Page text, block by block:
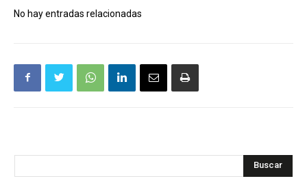
No hay entradas relacionadas
Buscar